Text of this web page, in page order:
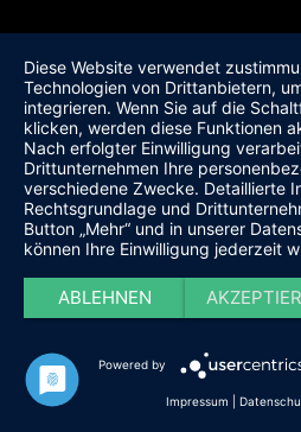
Diese Website verwendet
Technologien von Drittanbietern,
integrieren. Wenn Sie auf die
klicken, werden diese Funktionen
Nach erfolgter Einwilligung
Drittunternehmen Ihre
verschiedene Zwecke. Detaillierte
Rechtsgrundlage und
Button „Mehr“ und in unserer
können Ihre Einwilligung jederzeit
ABLEHNEN
Powered by
Impressum